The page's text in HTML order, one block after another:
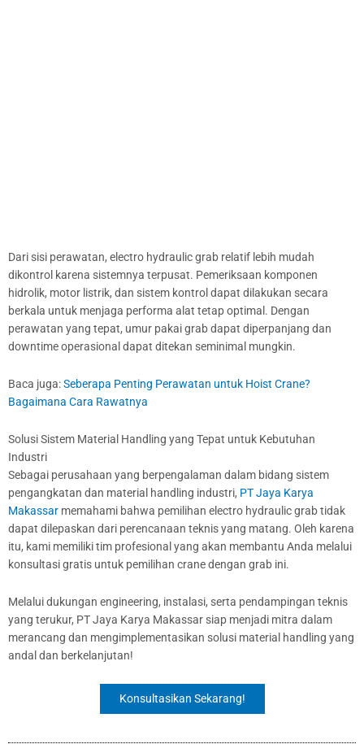
Dari sisi perawatan, electro hydraulic grab relatif lebih mudah
dikontrol karena sistemnya terpusat. Pemeriksaan komponen
hidrolik, motor listrik, dan sistem kontrol dapat dilakukan secara
berkala untuk menjaga performa alat tetap optimal. Dengan
perawatan yang tepat, umur pakai grab dapat diperpanjang dan
downtime operasional dapat ditekan seminimal mungkin.
Baca juga:Seberapa Penting Perawatan untuk Hoist Crane?
Bagaimana Cara Rawatnya
Solusi Sistem Material Handling yang Tepat untuk Kebutuhan
Industri
Sebagai perusahaan yang berpengalaman dalam bidang sistem
pengangkatan dan material handling industri, PT Jaya Karya
Makassar memahami bahwa pemilihan electro hydraulic grab tidak
dapat dilepaskan dari perencanaan teknis yang matang. Oleh karena
itu, kami memiliki tim profesional yang akan membantu Anda melalui
konsultasi gratis untuk pemilihan crane dengan grab ini.
Melalui dukungan engineering, instalasi, serta pendampingan teknis
yang terukur, PT Jaya Karya Makassar siap menjadi mitra dalam
merancang dan mengimplementasikan solusi material handling yang
andal dan berkelanjutan!
Konsultasikan Sekarang!